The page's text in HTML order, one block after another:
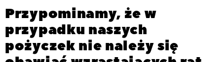
Przypominamy, że w
przypadku naszych
pożyczek nie należy się